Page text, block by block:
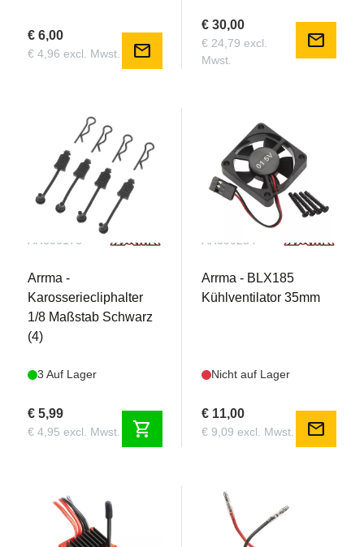
€ 6,00
€ 4,96 excl. Mwst. mail
€ 30,00
€ 24,79 excl.
Mwst.
mail
AR390178
Arrma -
Karosseriecliphalter
1/8 Maßstab Schwarz
(4)
3 Auf Lager
€ 5,99
€ 4,95 excl. Mwst. shopping_cart
AR390234
Arrma - BLX185
Kühlventilator 35mm
Nicht auf Lager
€ 11,00
€ 9,09 excl. Mwst. mail